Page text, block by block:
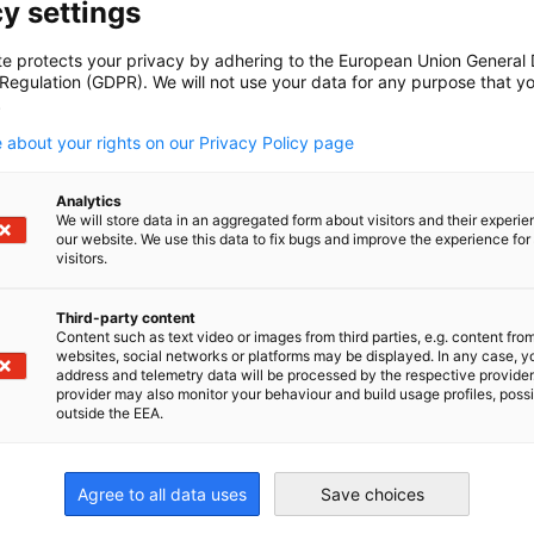
bei...
nach ausführlichen Informationen, Antworten auf Ihre
Abschnitt wird Ihnen alles erklären, was Sie wissen
und Energie
Industrie- und Handelskammer
Industrie- und Handelskammer
AHK.de
settings
protects your privacy by adhering to the European Union General
(GDPR). We will not use your data for any purpose that
about your rights on our Privacy Policy page
Analytics
We will store data in an aggregated form about visitors and their
our website. We use this data to fix bugs and improve the experience for
visitors.
Third-party content
Content such as text video or images from third parties, e.g. content
websites, social networks or platforms may be displayed. In any case,
address and telemetry data will be processed by the respective
provider may also monitor your behaviour and build usage profiles,
outside the EEA.
Agree to all data uses Save choices